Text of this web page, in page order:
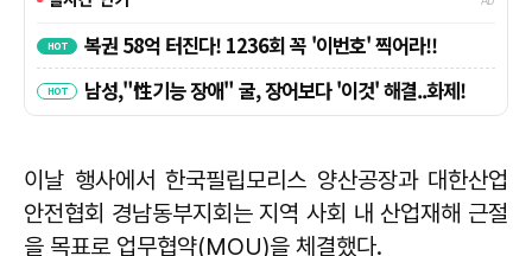
이날 행사에서 한국필립모리스 양산공장과 대한산업
안전협회 경남동부지회는 지역 사회 내 산업재해 근절
을 목표로 업무협약(MOU)을 체결했다.